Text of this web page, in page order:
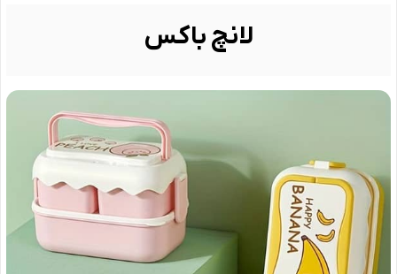
لانچ باکس